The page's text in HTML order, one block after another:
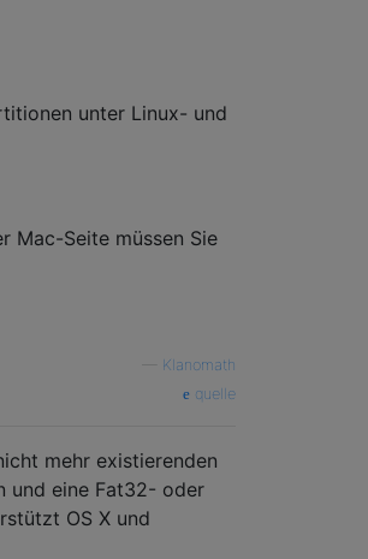
unter Linux- und
Mac-Seite müssen Sie
Klanomath
quelle
mehr existierenden
und eine Fat32- oder
OS X und